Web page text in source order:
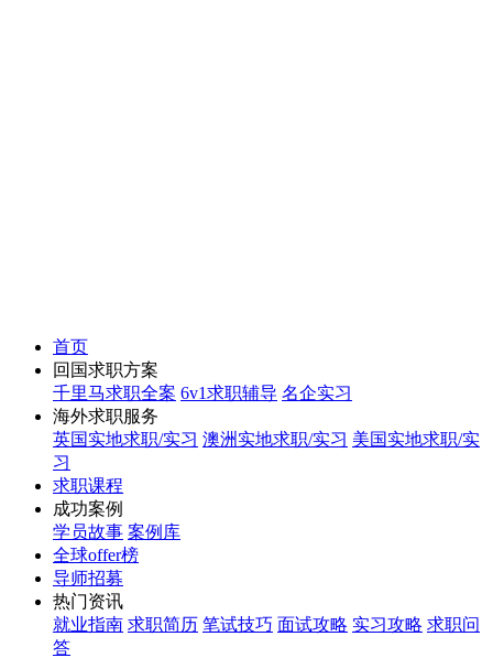
首页
回国求职方案
千里马求职全案 6v1求职辅导 名企实习
海外求职服务
英国实地求职/实习 澳洲实地求职/实习 美国实地求职/实
习
求职课程
成功案例
学员故事 案例库
全球offer榜
导师招募
热门资讯
就业指南 求职简历 笔试技巧 面试攻略 实习攻略 求职问
答